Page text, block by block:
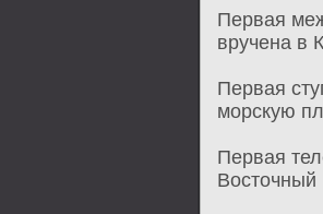
Первая
вручена в
Первая
морскую
Первая
Восточный